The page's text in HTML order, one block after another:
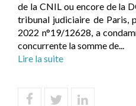
de la CNIL ou encore de la
tribunal judiciaire de Paris,
2022 n°19/12628, a
concurrente la somme de...
Lire la suite